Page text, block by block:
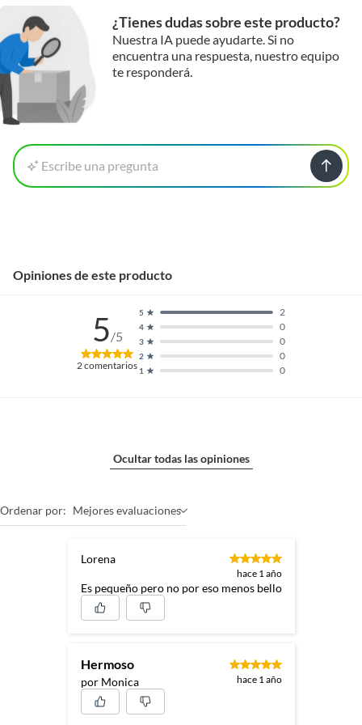
¿Tienes dudas sobre este producto?
Nuestra IA puede ayudarte. Si no
encuentra una respuesta, nuestro equipo
te responderá.
Escribe una pregunta
Opiniones de este producto
5/5
2comentarios 1 0
2 0
3 0
4 0
5 2
Ocultar todas las opiniones
Ordenar por: Mejores evaluaciones
Lorena
hace 1 año
Es pequeño pero no por eso menos bello
Hermoso
por Monica hace 1 año